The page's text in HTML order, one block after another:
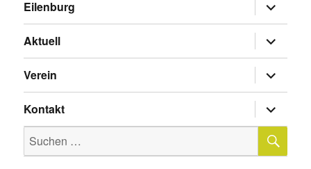
Eilenburg
anzeigen
Aktuell
anzeigen
Verein
anzeigen
Kontakt
anzeigen
Suche
nach: